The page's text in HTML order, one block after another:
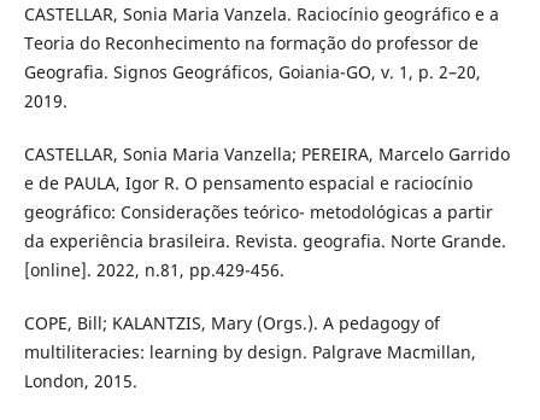
CASTELLAR, Sonia Maria Vanzela. Raciocínio geográfico e a
Teoria do Reconhecimento na formação do professor de
Geografia. Signos Geográficos, Goiania-GO, v. 1, p. 2–20,
2019.
CASTELLAR, Sonia Maria Vanzella; PEREIRA, Marcelo Garrido
e de PAULA, Igor R. O pensamento espacial e raciocínio
geográfico: Considerações teórico- metodológicas a partir
da experiência brasileira. Revista. geografia. Norte Grande.
[online]. 2022, n.81, pp.429-456.
COPE, Bill; KALANTZIS, Mary (Orgs.). A pedagogy of
multiliteracies: learning by design. Palgrave Macmillan,
London, 2015.